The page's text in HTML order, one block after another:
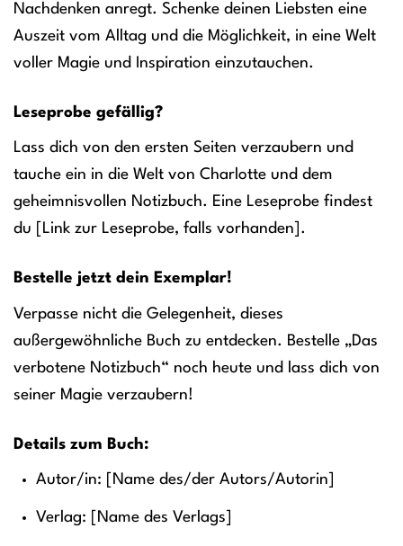
Nachdenken anregt. Schenke deinen Liebsten eine
Auszeit vom Alltag und die Möglichkeit, in eine Welt
voller Magie und Inspiration einzutauchen.
Leseprobe gefällig?
Lass dich von den ersten Seiten verzaubern und
tauche ein in die Welt von Charlotte und dem
geheimnisvollen Notizbuch. Eine Leseprobe findest
du [Link zur Leseprobe, falls vorhanden].
Bestelle jetzt dein Exemplar!
Verpasse nicht die Gelegenheit, dieses
außergewöhnliche Buch zu entdecken. Bestelle „Das
verbotene Notizbuch“ noch heute und lass dich von
seiner Magie verzaubern!
Details zum Buch:
Autor/in: [Name des/der Autors/Autorin]
Verlag: [Name des Verlags]